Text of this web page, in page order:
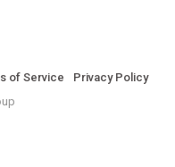
of Service
Privacy Policy